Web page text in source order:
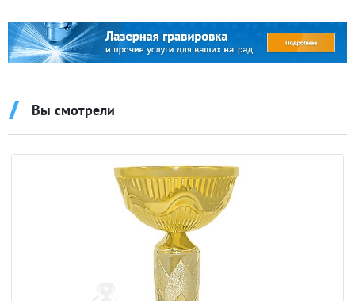
Вы смотрели